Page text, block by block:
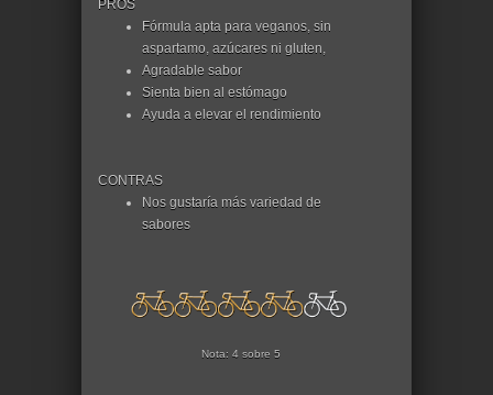
PROS
Fórmula apta para veganos, sin
aspartamo, azúcares ni gluten,
Agradable sabor
Sienta bien al estómago
Ayuda a elevar el rendimiento
CONTRAS
Nos gustaría más variedad de
sabores
Nota: 4 sobre 5